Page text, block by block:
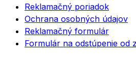
Reklamačný poriadok
Ochrana osobných údajov
Reklamačný formulár
Formulár na odstúpenie od